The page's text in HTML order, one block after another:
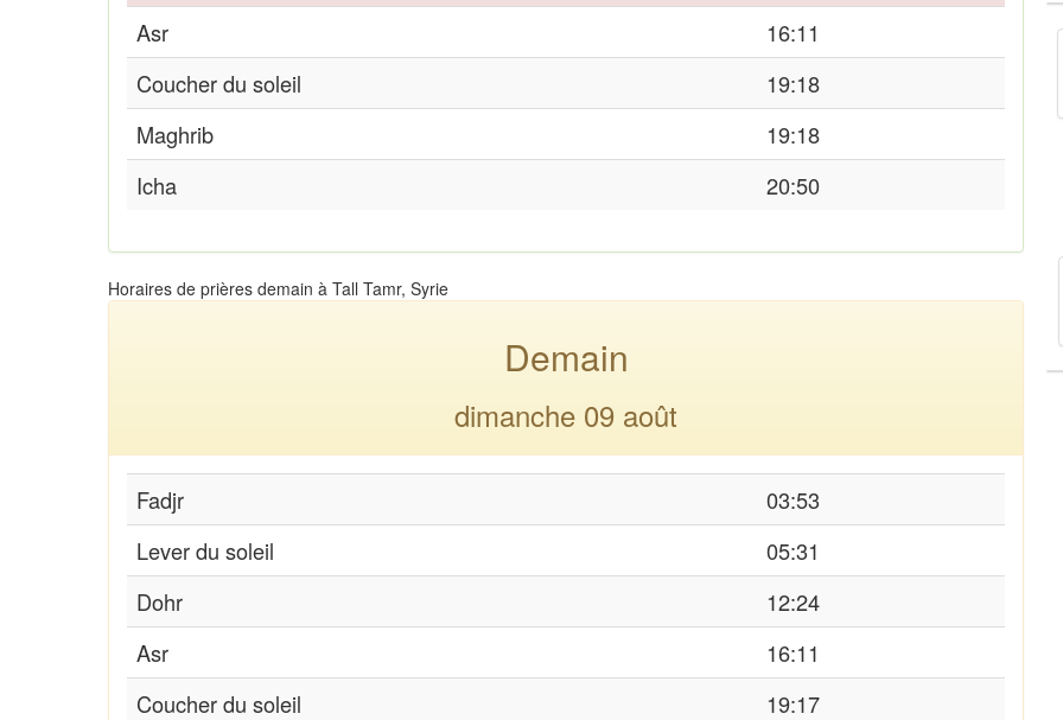
Asr
16:11
Coucher du soleil
19:18
Maghrib
19:18
Icha
20:50
Horaires de prières demain à Tall Tamr, Syrie
Demain
dimanche 09 août
Fadjr
03:53
Lever du soleil
05:31
Dohr
12:24
Asr
16:11
Coucher du soleil
19:17